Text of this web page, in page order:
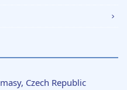
Czech Republic